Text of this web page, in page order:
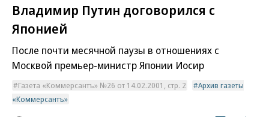
Владимир Путин договорился с
Японией
После почти месячной паузы в отношениях с
Москвой премьер-министр Японии Иосир
Газета «Коммерсантъ» №26 от 14.02.2001, стр. 2
Архив газеты
«Коммерсантъ»